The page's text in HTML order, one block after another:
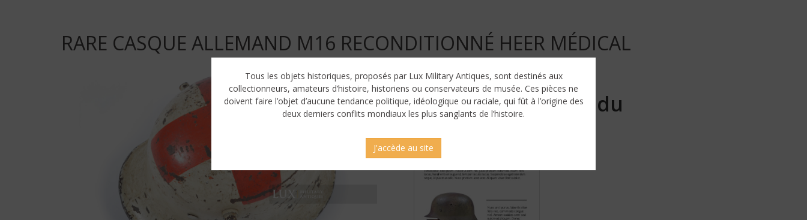
RARE CASQUE ALLEMAND M16 RECONDITIONNÉ HEER MÉDICAL
Vendu
Tous les objets historiques, proposés par Lux Military Antiques, sont destinés aux
collectionneurs, amateurs d’histoire, historiens ou conservateurs de musée. Ces pièces ne
doivent faire l’objet d’aucune tendance politique, idéologique ou raciale, qui fût à l’origine des
deux derniers conflits mondiaux les plus sanglants de l’histoire.
J'accède au site